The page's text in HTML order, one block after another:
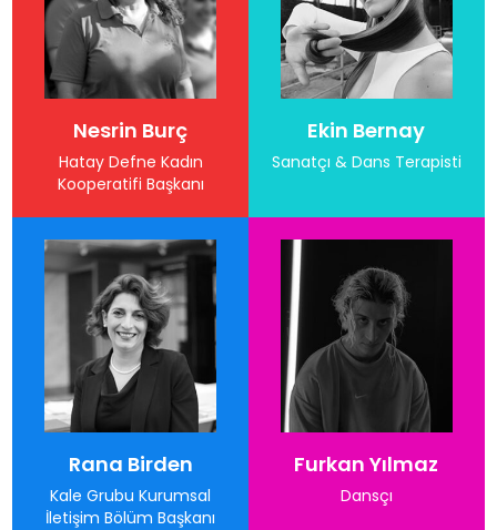
Nesrin Burç
Hatay Defne Kadın
Kooperatifi Başkanı
Ekin Bernay
Sanatçı & Dans Terapisti
Rana Birden
Kale Grubu Kurumsal
İletişim Bölüm Başkanı
Furkan Yılmaz
Dansçı